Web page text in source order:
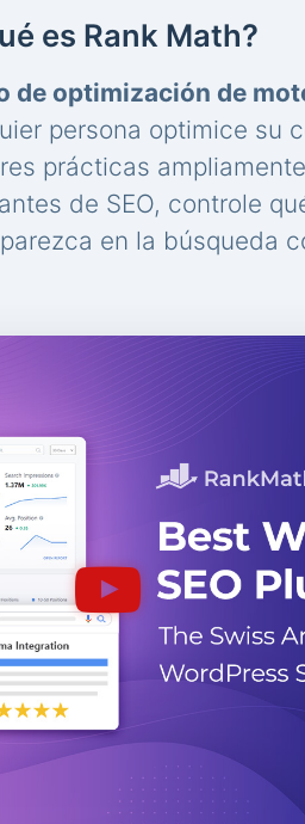
es Rank Math?
de optimización de
persona optimice su
prácticas
de SEO, controle
en la búsqueda